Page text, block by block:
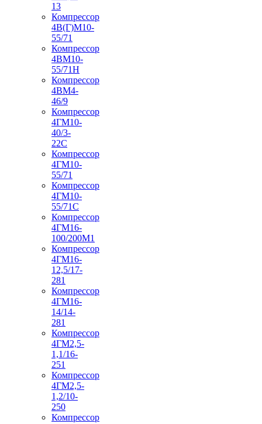
13
Компрессор
4В(Г)М10-
55/71
Компрессор
4ВМ10-
55/71Н
Компрессор
4ВМ4-
46/9
Компрессор
4ГМ10-
40/3-
22С
Компрессор
4ГМ10-
55/71
Компрессор
4ГМ10-
55/71С
Компрессор
4ГМ16-
100/200М1
Компрессор
4ГМ16-
12,5/17-
281
Компрессор
4ГМ16-
14/14-
281
Компрессор
4ГМ2,5-
1,1/16-
251
Компрессор
4ГМ2,5-
1,2/10-
250
Компрессор